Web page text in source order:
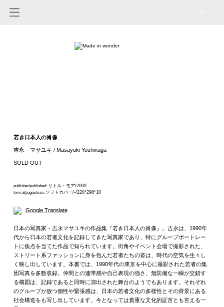
若き日本人の肖像
吉永 マサユキ / Masayuki Yoshinaga
SOLD OUT
publisher/published: リトル・モア/2009
format/pages/size: ソフトカバー/-/220*298*10
Google Translate
日本の写真家・吉永マサユキの作品集『若き日本人の肖像』。吉永は、1990年
代から日本の若者文化を記録してきた写真家であり、特にグループポートレー
トに焦点を当てた作品で知られています。街角やイベント会場で撮影された、
ストリート系ファッションに身を包んだ若者たちの姿は、時代の空気を生々し
く映し出しています。本書では、1990年代の東京を中心に撮影された若者の集
団写真を多数収録。仲間との連帯感や自己表現の強さ、無防備な一瞬が交錯す
る構図は、記録であると同時に演出された舞台のようでもあります。それぞれ
のグループが放つ個性や緊張感は、日本の若者文化の多様性とその背景にある
社会構造をも写し出しています。今となっては貴重な文化的証言とも言える一